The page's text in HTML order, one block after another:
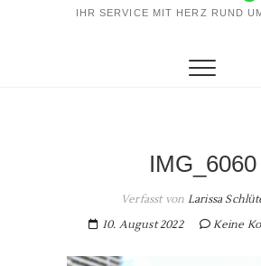
IHR SERVICE MIT HERZ RUND
IMG_6060
Verfasst von Larissa
10. August 2022
Keine